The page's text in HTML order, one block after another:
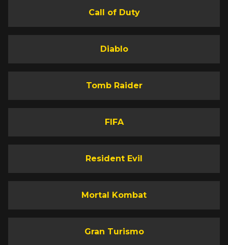
Call of Duty
Diablo
Tomb Raider
FIFA
Resident Evil
Mortal Kombat
Gran Turismo